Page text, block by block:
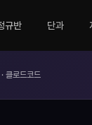
규반 단과
클로드코드